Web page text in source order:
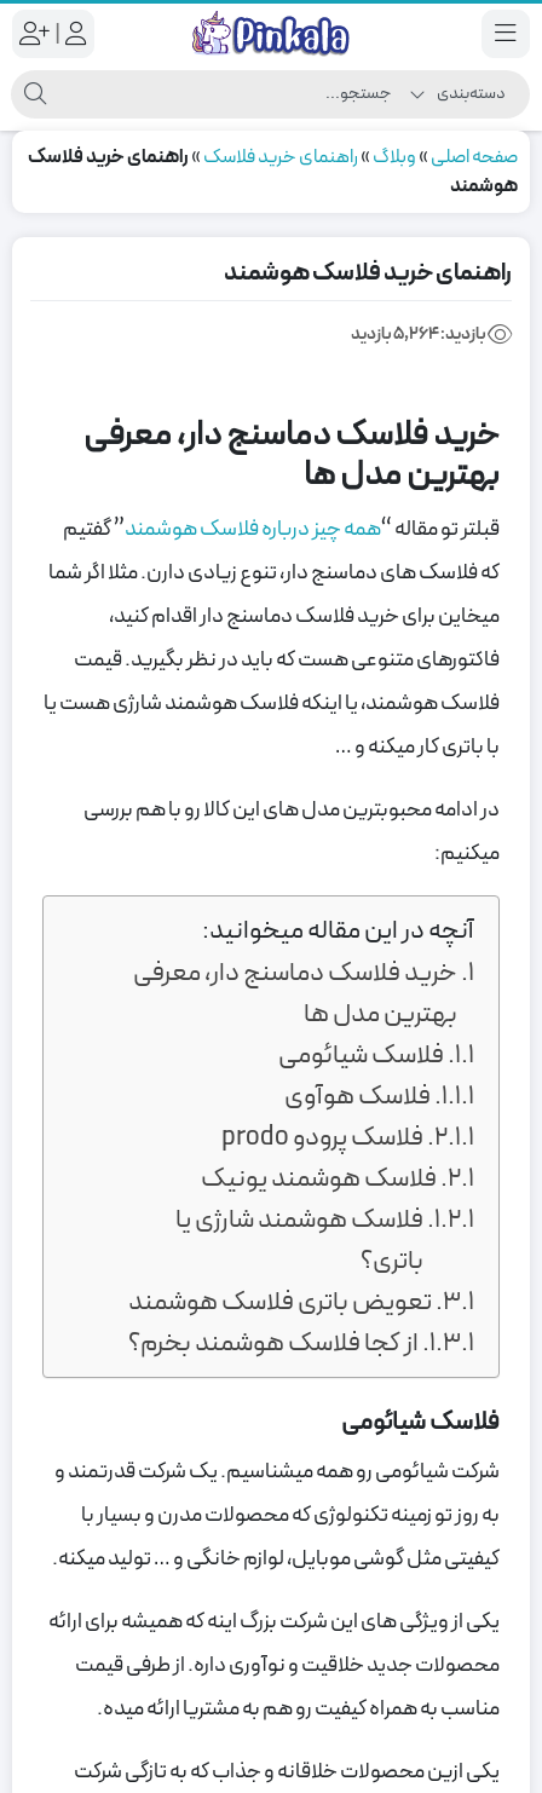
|
صفحه اصلی»وبلاگ»راهنمای خرید فلاسک»راهنمای خرید فلاسک
هوشمند
راهنمای خرید فلاسک هوشمند
بازدید:5,264 بازدید
خرید فلاسک دماسنج دار، معرفی
بهترین مدل ها
قبلتر تو مقاله “همه چیز درباره فلاسک هوشمند” گفتیم
که فلاسک های دماسنج دار، تنوع زیادی دارن. مثلا اگر شما
میخاین برای خرید فلاسک دماسنج دار اقدام کنید،
فاکتورهای متنوعی هست که باید در نظر بگیرید. قیمت
فلاسک هوشمند، یا اینکه فلاسک هوشمند شارژی هست یا
با باتری کار میکنه و …
در ادامه محبوبترین مدل های این کالا رو با هم بررسی
میکنیم:
آنچه در این مقاله میخوانید:
خرید فلاسک دماسنج دار، معرفی
بهترین مدل ها
فلاسک شیائومی
فلاسک هوآوی
فلاسک پرودو prodo
فلاسک هوشمند یونیک
فلاسک هوشمند شارژی یا
باتری؟
تعویض باتری فلاسک هوشمند
از کجا فلاسک هوشمند بخرم؟
فلاسک شیائومی
شرکت شیائومی رو همه میشناسیم. یک شرکت قدرتمند و
به روز تو زمینه تکنولوژی که محصولات مدرن و بسیار با
کیفیتی مثل گوشی موبایل، لوازم خانگی و … تولید میکنه.
یکی از ویژگی های این شرکت بزرگ اینه که همیشه برای ارائه
محصولات جدید خلاقیت و نوآوری داره. از طرفی قیمت
مناسب به همراه کیفیت رو هم به مشتریا ارائه میده.
یکی ازین محصولات خلاقانه و جذاب که به تازگی شرکت